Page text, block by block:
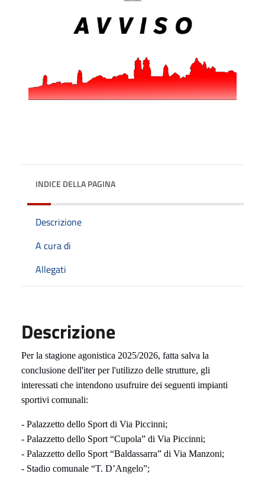
INDICE DELLA PAGINA
Descrizione
A cura di
Allegati
Descrizione
Per la stagione agonistica 2025/2026, fatta salva la
conclusione dell'iter per l'utilizzo delle strutture, gli
interessati che intendono usufruire dei seguenti impianti
sportivi comunali:
- Palazzetto dello Sport di Via Piccinni;
- Palazzetto dello Sport “Cupola” di Via Piccinni;
- Palazzetto dello Sport “Baldassarra” di Via Manzoni;
- Stadio comunale “T. D’Angelo”;